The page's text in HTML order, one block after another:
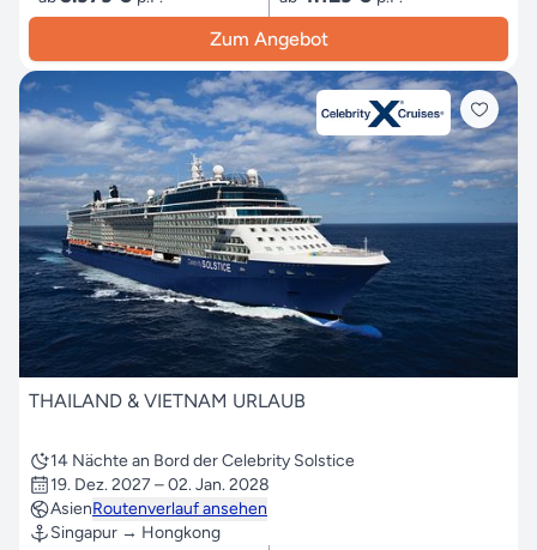
Zum Angebot
THAILAND & VIETNAM URLAUB
14 Nächte an Bord der Celebrity Solstice
19. Dez. 2027 – 02. Jan. 2028
AsienRoutenverlauf ansehen
Singapur → Hongkong